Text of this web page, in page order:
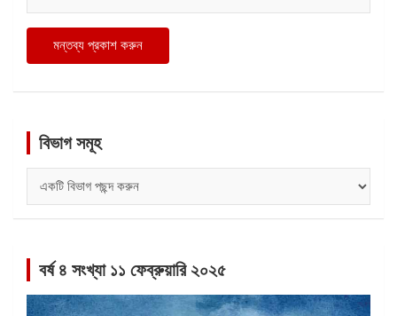
বিভাগ সমূহ
সমূহ
বর্ষ ৪ সংখ্যা ১১ ফেব্রুয়ারি ২০২৫